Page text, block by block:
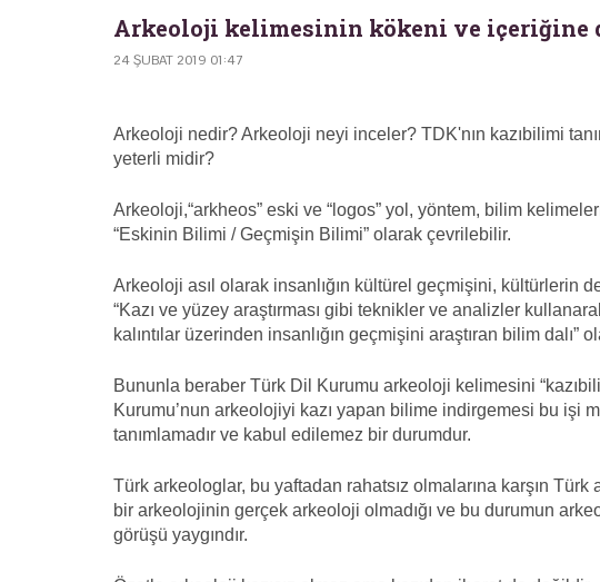
Arkeoloji kelimesinin kökeni ve içeriğine
24 ŞUBAT 2019 01:47
Arkeoloji nedir? Arkeoloji neyi inceler? TDK'nın kazıbilimi
yeterli midir?
Arkeoloji,“arkheos” eski ve “logos” yol, yöntem, bilim
“Eskinin Bilimi / Geçmişin Bilimi” olarak çevrilebilir.
Arkeoloji asıl olarak insanlığın kültürel geçmişini, kültürlerin
“Kazı ve yüzey araştırması gibi teknikler ve analizler
kalıntılar üzerinden insanlığın geçmişini araştıran bilim dalı”
Bununla beraber Türk Dil Kurumu arkeoloji kelimesini
Kurumu’nun arkeolojiyi kazı yapan bilime indirgemesi bu işi
tanımlamadır ve kabul edilemez bir durumdur.
Türk arkeologlar, bu yaftadan rahatsız olmalarına karşın
bir arkeolojinin gerçek arkeoloji olmadığı ve bu durumun
görüşü yaygındır.